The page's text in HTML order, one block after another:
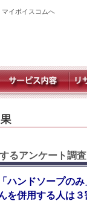
イボイスコムへ
るアンケート調
ハンドソープの
を併用する人は３